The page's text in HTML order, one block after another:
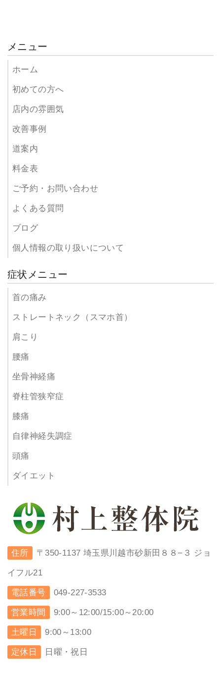
メニュー
ホーム
初めての方へ
店内の雰囲気
改善事例
道案内
料金表
ご予約・お問い合わせ
よくある質問
ブログ
個人情報の取り扱いについて
症状メニュー
首の痛み
ストレートネック（スマホ首）
肩こり
腰痛
坐骨神経痛
脊柱管狭窄症
膝痛
自律神経失調症
頭痛
ダイエット
住所 〒350-1137 埼玉県川越市砂新田８８−３ ジョ
イフル21
電話番号 049-227-3533
営業時間 9:00～12:00/15:00～20:00
土曜日 9:00～13:00
定休日 日曜・祝日